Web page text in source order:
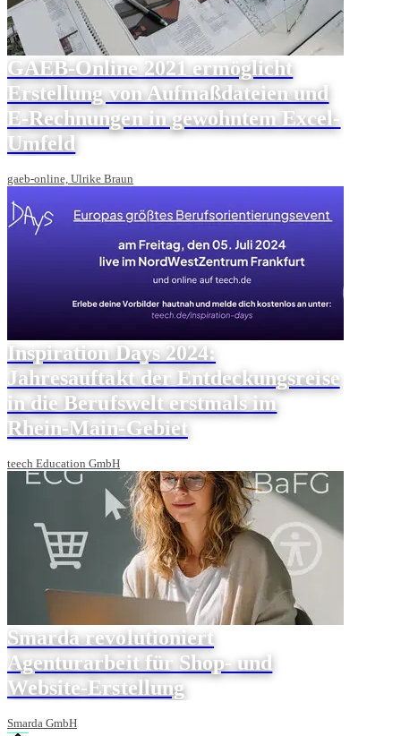
GAEB-Online 2021 ermöglicht
Erstellung von Aufmaßdateien und
E-Rechnungen in gewohntem Excel-
Umfeld
gaeb-online, Ulrike Braun
Inspiration Days 2024:
Jahresauftakt der Entdeckungsreise
in die Berufswelt erstmals im
Rhein-Main-Gebiet
teech Education GmbH
Smarda revolutioniert
Agenturarbeit für Shop- und
Website-Erstellung
Smarda GmbH